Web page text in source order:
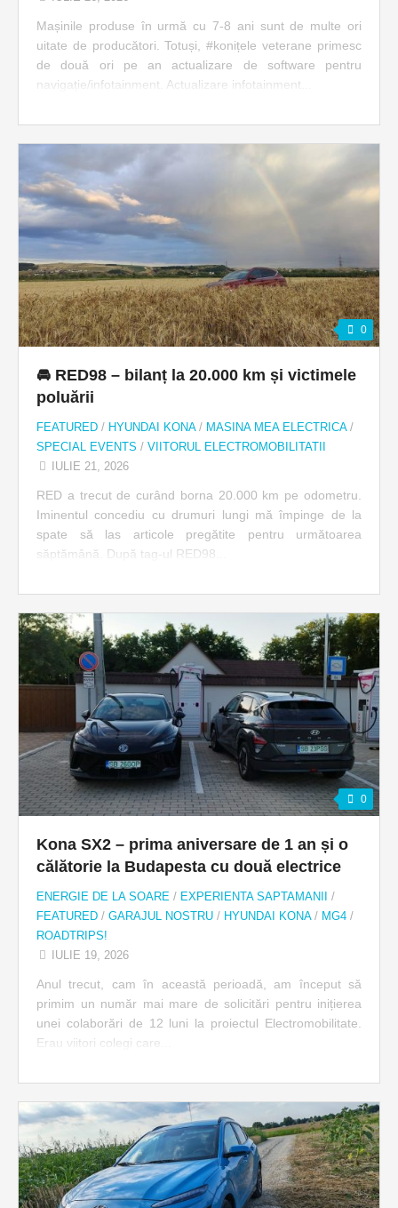
Mașinile produse în urmă cu 7-8 ani sunt de multe ori
uitate de producători. Totuși, #konițele veterane primesc
de două ori pe an actualizare de software pentru
navigație/infotainment. Actualizare infotainment...
0
🚘 RED98 – bilanț la 20.000 km și victimele
poluării
FEATURED / HYUNDAI KONA/ MASINA MEA ELECTRICA/
SPECIAL EVENTS / VIITORUL ELECTROMOBILITATII
IULIE 21, 2026
RED a trecut de curând borna 20.000 km pe odometru.
Iminentul concediu cu drumuri lungi mă împinge de la
spate să las articole pregătite pentru următoarea
săptămână. După tag-ul RED98...
0
Kona SX2 – prima aniversare de 1 an și o
călătorie la Budapesta cu două electrice
ENERGIE DE LA SOARE / EXPERIENTA SAPTAMANII
/
FEATURED / GARAJUL NOSTRU / HYUNDAI KONA/ MG4 /
ROADTRIPS!
IULIE 19, 2026
Anul trecut, cam în această perioadă, am început să
primim un număr mai mare de solicitări pentru inițierea
unei colaborări de 12 luni la proiectul Electromobilitate.
Erau viitori colegi care...